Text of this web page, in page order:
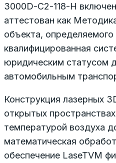
3000D-С2-118-Н
аттестован как
объекта,
квалифицированная
юридическим статусом
автомобильным
Конструкция лазерных
открытых
температурой воздуха
математическая
обеспечение LaseTVM